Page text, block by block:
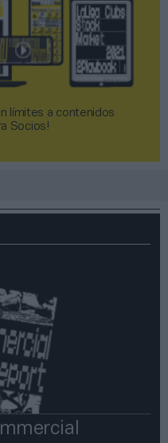
límites a contenidos
Socios!​​​​​​​